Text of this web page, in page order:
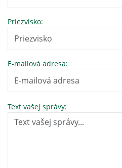
Priezvisko:
E-mailová adresa:
Text vašej správy: